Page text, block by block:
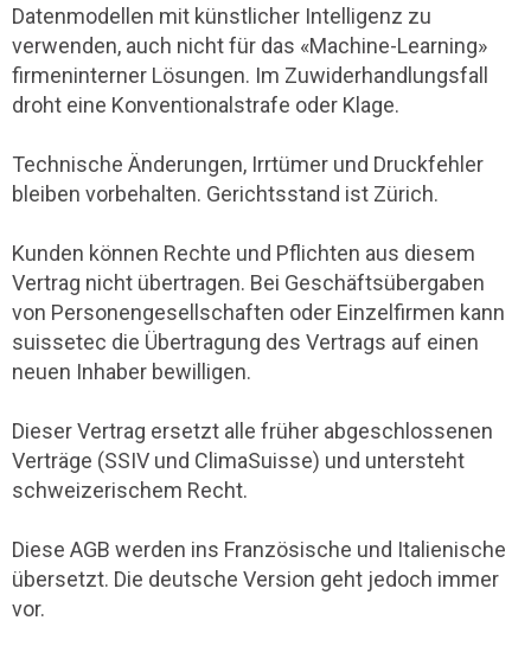
Datenmodellen mit künstlicher Intelligenz zu
verwenden, auch nicht für das «Machine-Learning»
firmeninterner Lösungen. Im Zuwiderhandlungsfall
droht eine Konventionalstrafe oder Klage.
Technische Änderungen, Irrtümer und Druckfehler
bleiben vorbehalten. Gerichtsstand ist Zürich.
Kunden können Rechte und Pflichten aus diesem
Vertrag nicht übertragen. Bei Geschäftsübergaben
von Personengesellschaften oder Einzelfirmen kann
suissetec die Übertragung des Vertrags auf einen
neuen Inhaber bewilligen.
Dieser Vertrag ersetzt alle früher abgeschlossenen
Verträge (SSIV und ClimaSuisse) und untersteht
schweizerischem Recht.
Diese AGB werden ins Französische und Italienische
übersetzt. Die deutsche Version geht jedoch immer
vor.